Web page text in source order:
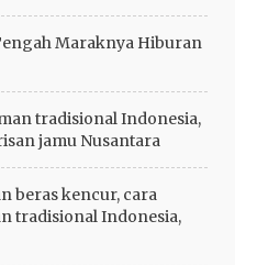
Maraknya Hiburan
tradisional Indonesia,
jamu Nusantara
beras kencur, cara
tradisional Indonesia,